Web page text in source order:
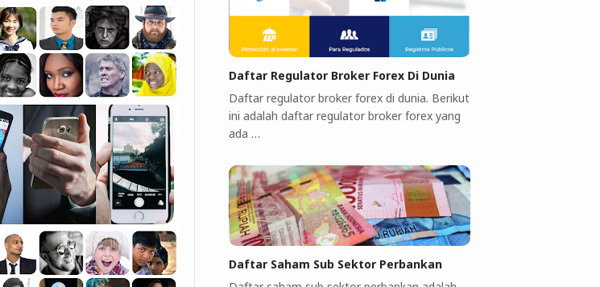
Daftar Regulator Broker Forex Di Dunia
Daftar regulator broker forex di dunia. Berikut
ini adalah daftar regulator broker forex yang
ada …
Daftar Saham Sub Sektor Perbankan